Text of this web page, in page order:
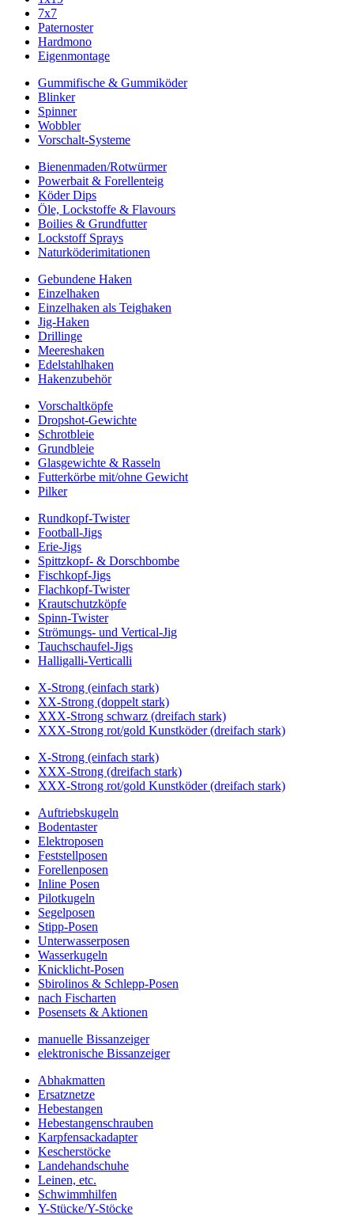
7x7
Paternoster
Hardmono
Eigenmontage
Gummifische & Gummiköder
Blinker
Spinner
Wobbler
Vorschalt-Systeme
Bienenmaden/Rotwürmer
Powerbait & Forellenteig
Köder Dips
Öle, Lockstoffe & Flavours
Boilies & Grundfutter
Lockstoff Sprays
Naturköderimitationen
Gebundene Haken
Einzelhaken
Einzelhaken als Teighaken
Jig-Haken
Drillinge
Meereshaken
Edelstahlhaken
Hakenzubehör
Vorschaltköpfe
Dropshot-Gewichte
Schrotbleie
Grundbleie
Glasgewichte & Rasseln
Futterkörbe mit/ohne Gewicht
Pilker
Rundkopf-Twister
Football-Jigs
Erie-Jigs
Spittzkopf- & Dorschbombe
Fischkopf-Jigs
Flachkopf-Twister
Krautschutzköpfe
Spinn-Twister
Strömungs- und Vertical-Jig
Tauchschaufel-Jigs
Halligalli-Verticalli
X-Strong (einfach stark)
XX-Strong (doppelt stark)
XXX-Strong schwarz (dreifach stark)
XXX-Strong rot/gold Kunstköder (dreifach stark)
X-Strong (einfach stark)
XXX-Strong (dreifach stark)
XXX-Strong rot/gold Kunstköder (dreifach stark)
Auftriebskugeln
Bodentaster
Elektroposen
Feststellposen
Forellenposen
Inline Posen
Pilotkugeln
Segelposen
Stipp-Posen
Unterwasserposen
Wasserkugeln
Knicklicht-Posen
Sbirolinos & Schlepp-Posen
nach Fischarten
Posensets & Aktionen
manuelle Bissanzeiger
elektronische Bissanzeiger
Abhakmatten
Ersatznetze
Hebestangen
Hebestangenschrauben
Karpfensackadapter
Kescherstöcke
Landehandschuhe
Leinen, etc.
Schwimmhilfen
Y-Stücke/Y-Stöcke